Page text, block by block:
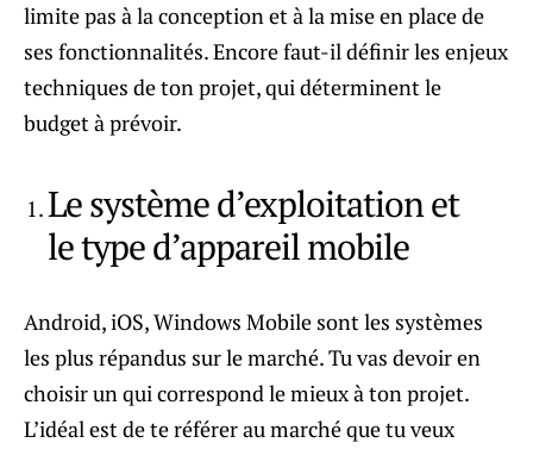
limite pas à la conception et à la mise en place de
ses fonctionnalités. Encore faut-il définir les enjeux
techniques de ton projet, qui déterminent le
budget à prévoir.
Le système d’exploitation et
le type d’appareil mobile
Android, iOS, Windows Mobile sont les systèmes
les plus répandus sur le marché. Tu vas devoir en
choisir un qui correspond le mieux à ton projet.
L’idéal est de te référer au marché que tu veux